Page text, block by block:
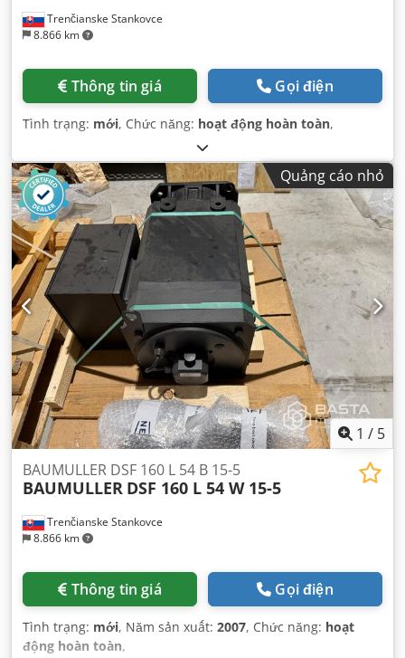
Trenčianske Stankovce
8.866 km
Thông tin giá Gọi điện
Tình trạng: mới, Chức năng: hoạt động hoàn toàn,
Quảng cáo nhỏ
1 / 5
Trenčianske Stankovce
8.866 km
BAUMULLER DSF 160 L 54 B 15-5
BAUMULLER DSF 160 L 54 W 15-5
Thông tin giá Gọi điện
Tình trạng: mới, Năm sản xuất: 2007, Chức năng: hoạt
động hoàn toàn,